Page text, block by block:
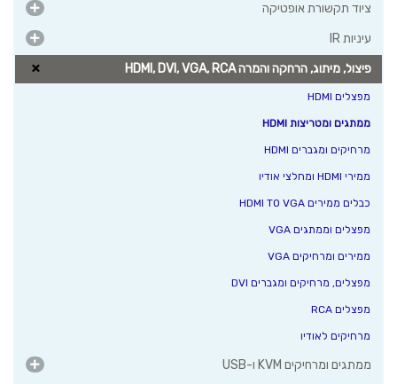
ציוד תקשורת אופטיקה
עיניות IR
פיצול, מיתוג, הרחקה והמרה HDMI, DVI, VGA, RCA
מפצלים HDMI
ממתגים ומטריצות HDMI
מרחיקים ומגברים HDMI
ממירי HDMI ומחלצי אודיו
כבלים ממירים HDMI TO VGA
מפצלים וממתגים VGA
ממירים ומרחיקים VGA
מפצלים, מרחיקים ומגברים DVI
מפצלים RCA
מרחיקים לאודיו
ממתגים ומרחיקים KVM ו-USB